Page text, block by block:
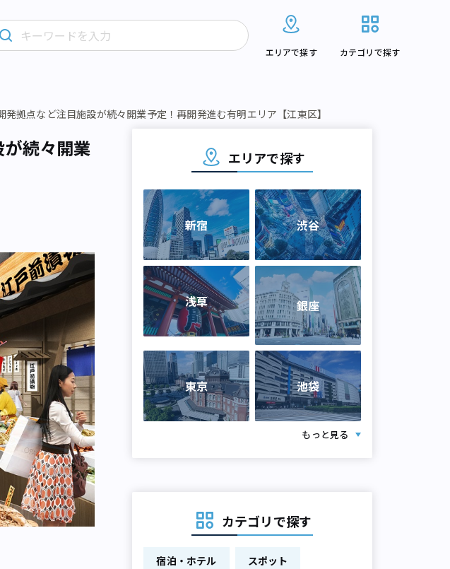
エリアで探す カテゴリで探す
拠点など注目施設が続々開業予定！再開発進む有明エリア【江東区】
続々開業
エリアで探す
新宿 渋谷
浅草 銀座
東京 池袋
もっと見る
カテゴリで探す
宿泊・ホテル スポット